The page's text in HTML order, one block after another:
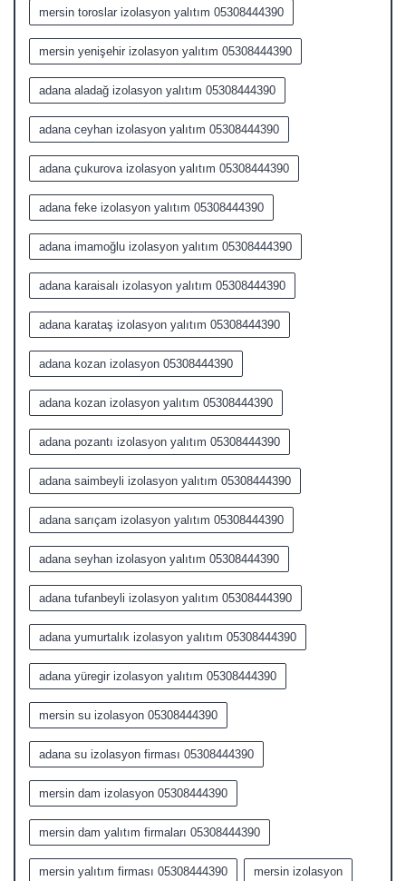
mersin toroslar izolasyon yalıtım 05308444390
mersin yenişehir izolasyon yalıtım 05308444390
adana aladağ izolasyon yalıtım 05308444390
adana ceyhan izolasyon yalıtım 05308444390
adana çukurova izolasyon yalıtım 05308444390
adana feke izolasyon yalıtım 05308444390
adana imamoğlu izolasyon yalıtım 05308444390
adana karaisalı izolasyon yalıtım 05308444390
adana karataş izolasyon yalıtım 05308444390
adana kozan izolasyon 05308444390
adana kozan izolasyon yalıtım 05308444390
adana pozantı izolasyon yalıtım 05308444390
adana saimbeyli izolasyon yalıtım 05308444390
adana sarıçam izolasyon yalıtım 05308444390
adana seyhan izolasyon yalıtım 05308444390
adana tufanbeyli izolasyon yalıtım 05308444390
adana yumurtalık izolasyon yalıtım 05308444390
adana yüregir izolasyon yalıtım 05308444390
mersin su izolasyon 05308444390
adana su izolasyon firması 05308444390
mersin dam izolasyon 05308444390
mersin dam yalıtım firmaları 05308444390
mersin yalıtım firması 05308444390 mersin izolasyon